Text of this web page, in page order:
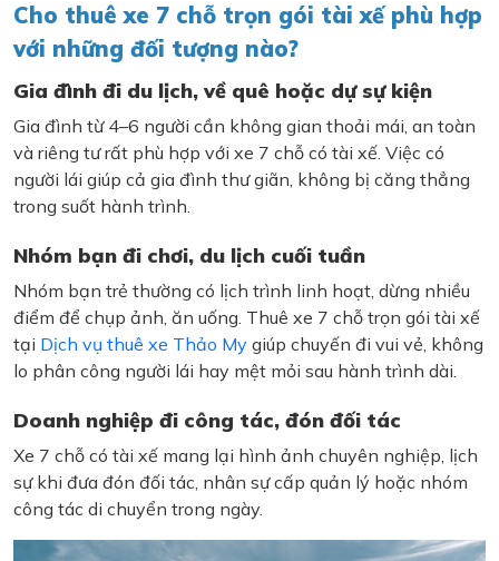
Cho thuê xe 7 chỗ trọn gói tài xế phù hợp
với những đối tượng nào?
Gia đình đi du lịch, về quê hoặc dự sự kiện
Gia đình từ 4–6 người cần không gian thoải mái, an toàn
và riêng tư rất phù hợp với xe 7 chỗ có tài xế. Việc có
người lái giúp cả gia đình thư giãn, không bị căng thẳng
trong suốt hành trình.
Nhóm bạn đi chơi, du lịch cuối tuần
Nhóm bạn trẻ thường có lịch trình linh hoạt, dừng nhiều
điểm để chụp ảnh, ăn uống. Thuê xe 7 chỗ trọn gói tài xế
tại Dịch vụ thuê xe Thảo My giúp chuyến đi vui vẻ, không
lo phân công người lái hay mệt mỏi sau hành trình dài.
Doanh nghiệp đi công tác, đón đối tác
Xe 7 chỗ có tài xế mang lại hình ảnh chuyên nghiệp, lịch
sự khi đưa đón đối tác, nhân sự cấp quản lý hoặc nhóm
công tác di chuyển trong ngày.